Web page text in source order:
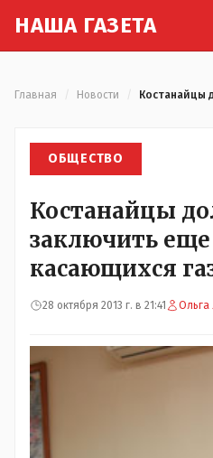
НАША ГАЗЕТА
Главная Новости
ОБЩЕСТВО
Костанайцы
заключить еще
касающихся
28 октября 2013 г. в 21:41 Ольга